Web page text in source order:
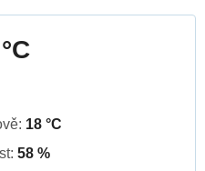
18 °C
58 %